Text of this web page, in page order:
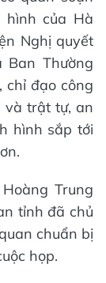
của Hà
Nghị quyết
Ban Thường
chỉ đạo công
và trật tự, an
hình sắp tới
Trung
tỉnh đã chủ
chuẩn bị
họp.